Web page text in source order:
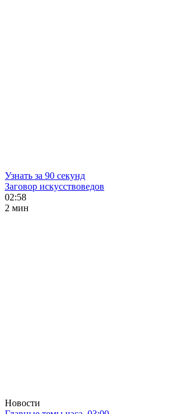
Узнать за 90 секунд
Заговор искусствоведов
02:58
2 мин
Новости